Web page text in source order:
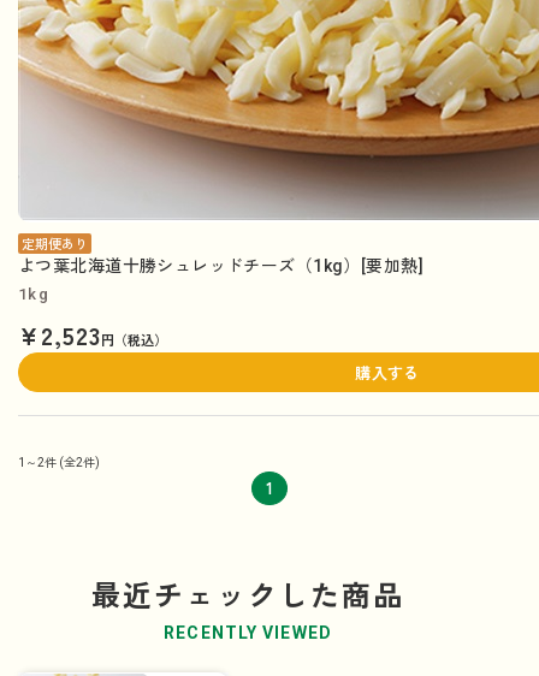
定期便あり
よつ葉北海道十勝シュレッドチーズ（1kg）[要加熱]
1kg
¥2,523円（税込）
購入する
1～2件 (全2件)
1
最近チェックした商品
RECENTLY VIEWED